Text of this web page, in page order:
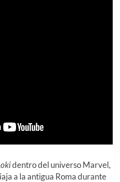
dentro del universo Marvel,
a la antigua Roma durante